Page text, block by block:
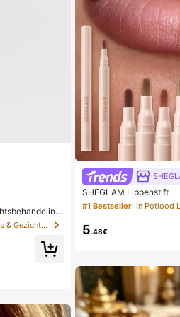
in Anti-veroudering Serums & Gezichtsbehandelingen
SHEGLAM Lippenstift
#1 Bestseller in Potlood
5.48€